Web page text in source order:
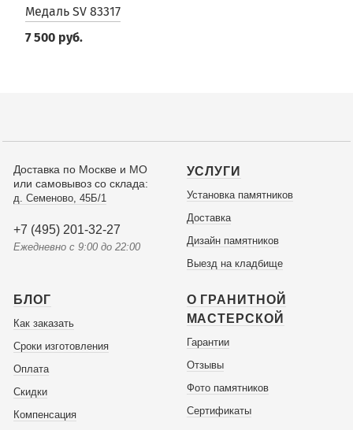
Медаль SV 83317
7 500 руб.
Доставка по Москве и МО
или самовывоз со склада:
д. Семеново, 45Б/1
+7 (495) 201-32-27
Ежедневно с 9:00 до 22:00
УСЛУГИ
Установка памятников
Доставка
Дизайн памятников
Выезд на кладбище
БЛОГ
Как заказать
Сроки изготовления
Оплата
Скидки
Компенсация
О ГРАНИТНОЙ
МАСТЕРСКОЙ
Гарантии
Отзывы
Фото памятников
Сертификаты